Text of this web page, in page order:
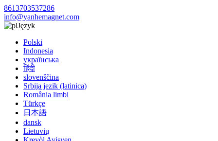
8613703537286
info@yanhemagnet.com
Język
Polski
Indonesia
українська
हिंदी
slovenščina
Srbija jezik (latinica)
România limbi
Türkçe
日本語
dansk
Lietuvių